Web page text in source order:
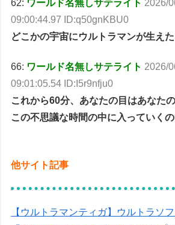
62: ワールド名無しサテライト 2026/
09:00:44.97 ID:q50gnKBU0
どこかの宇宙にウルトラマンが生えた
66: ワールド名無しサテライト 2026/
09:01:05.54 ID:I5r9nfju0
これから60分、あなたの目はあなた
この不思議な時間の中に入っていく
他サイト記事
【ウルトラマンティガ】ウルトラソ